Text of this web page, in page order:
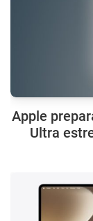
Apple
Ultra